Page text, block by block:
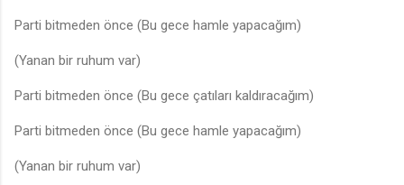
Parti bitmeden önce (Bu gece hamle yapacağım)
(Yanan bir ruhum var)
Parti bitmeden önce (Bu gece çatıları kaldıracağım)
Parti bitmeden önce (Bu gece hamle yapacağım)
(Yanan bir ruhum var)